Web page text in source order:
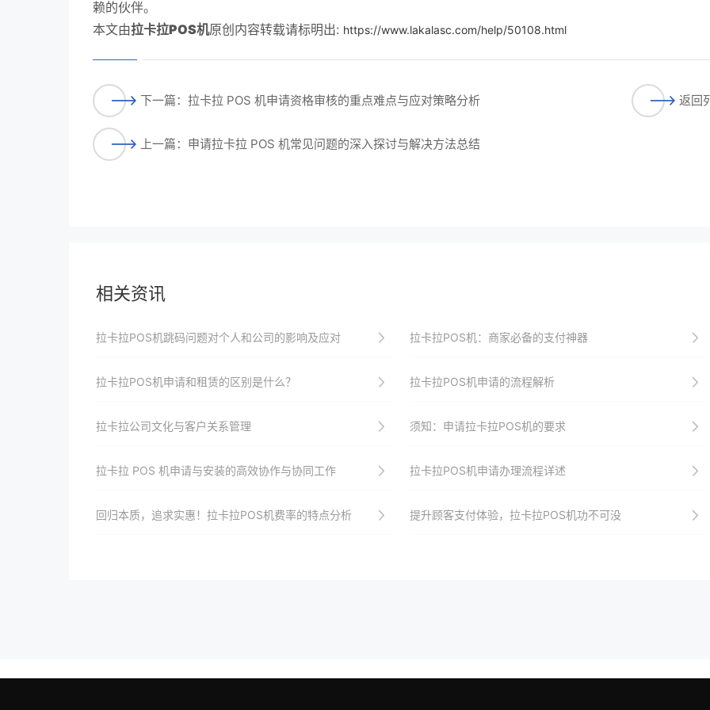
赖的伙伴。
本文由拉卡拉POS机原创内容转载请标明出: https://www.lakalasc.com/help/50108.html
下一篇：拉卡拉 POS 机申请资格审核的重点难点与应对策略分析
上一篇：申请拉卡拉 POS 机常见问题的深入探讨与解决方法总结
返回
相关资讯
拉卡拉POS机跳码问题对个人和公司的影响及应对 拉卡拉POS机：商家必备的支付神器
拉卡拉POS机申请和租赁的区别是什么？ 拉卡拉POS机申请的流程解析
拉卡拉公司文化与客户关系管理 须知：申请拉卡拉POS机的要求
拉卡拉 POS 机申请与安装的高效协作与协同工作 拉卡拉POS机申请办理流程详述
回归本质，追求实惠！拉卡拉POS机费率的特点分析 提升顾客支付体验，拉卡拉POS机功不可没